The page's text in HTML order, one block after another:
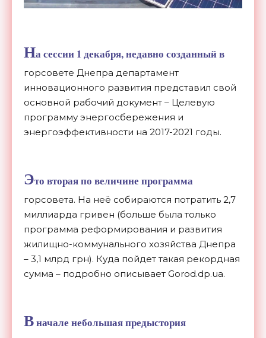
На сессии 1 декабря, недавно созданный в
горсовете Днепра департамент
инновационного развития представил свой
основной рабочий документ – Целевую
программу энергосбережения и
энергоэффективности на 2017-2021 годы.
Это вторая по величине программа
горсовета. На неё собираются потратить 2,7
миллиарда гривен (больше была только
программа реформирования и развития
жилищно-коммунального хозяйства Днепра
– 3,1 млрд грн). Куда пойдет такая рекордная
сумма – подробно описывает Gorod.dp.ua.
Вначале небольшая предыстория